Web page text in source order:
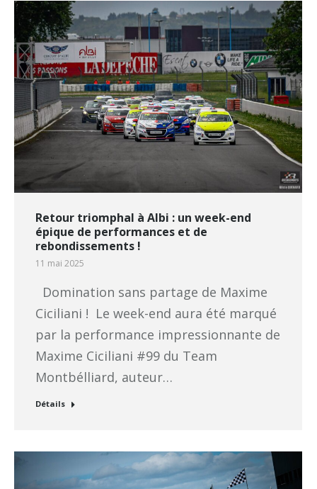
Retour triomphal à Albi : un week-end
épique de performances et de
rebondissements !
11 mai 2025
Domination sans partage de Maxime
Ciciliani ! Le week-end aura été marqué
par la performance impressionnante de
Maxime Ciciliani #99 du Team
Montbélliard, auteur…
Détails